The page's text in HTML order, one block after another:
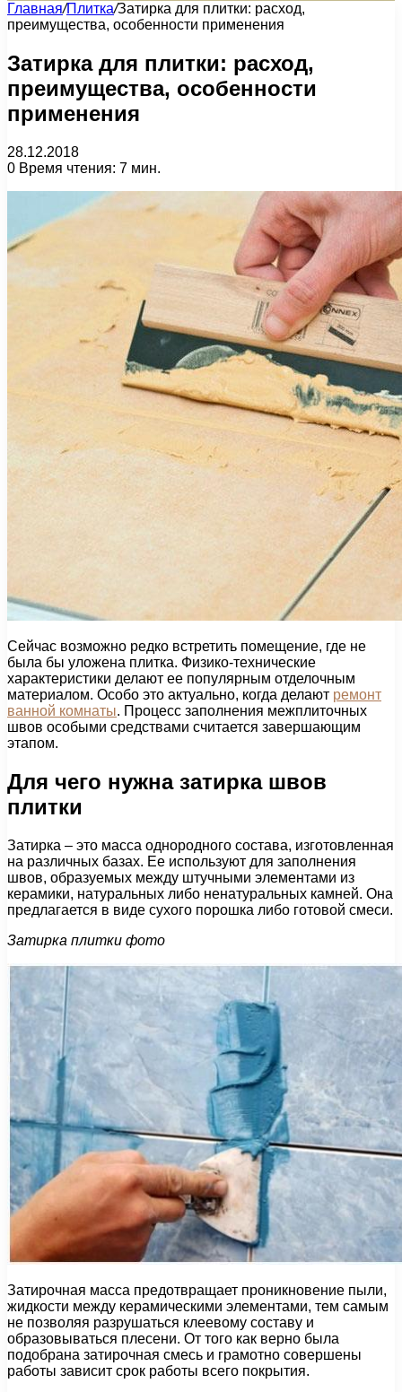
Главная/Плитка/Затирка для плитки: расход,
преимущества, особенности применения
Затирка для плитки: расход,
преимущества, особенности
применения
28.12.2018
0 Время чтения: 7 мин.
Сейчас возможно редко встретить помещение, где не
была бы уложена плитка. Физико-технические
характеристики делают ее популярным отделочным
материалом. Особо это актуально, когда делают ремонт
ванной комнаты. Процесс заполнения межплиточных
швов особыми средствами считается завершающим
этапом.
Для чего нужна затирка швов
плитки
Затирка – это масса однородного состава, изготовленная
на различных базах. Ее используют для заполнения
швов, образуемых между штучными элементами из
керамики, натуральных либо ненатуральных камней. Она
предлагается в виде сухого порошка либо готовой смеси.
Затирка плитки фото
Затирочная масса предотвращает проникновение пыли,
жидкости между керамическими элементами, тем самым
не позволяя разрушаться клеевому составу и
образовываться плесени. От того как верно была
подобрана затирочная смесь и грамотно совершены
работы зависит срок работы всего покрытия.